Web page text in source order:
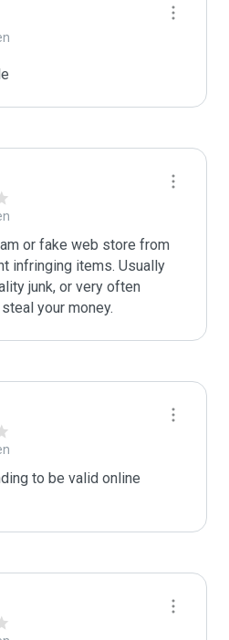
or fake web store from
infringing items. Usually
junk, or very often
your money.
to be valid online